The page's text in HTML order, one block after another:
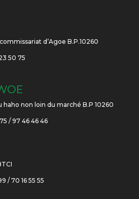
d’Agoe B.P.10260
50 75
haho non loin du marché B.P 10260
/ 97 46 46 46
/ 70 16 55 55